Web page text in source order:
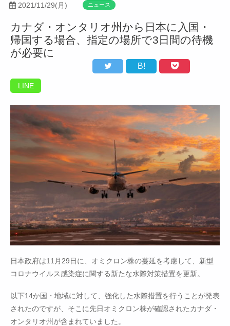
2021/11/29(月) ニュース
カナダ・オンタリオ州から日本に入国・
帰国する場合、指定の場所で3日間の待機
が必要に
B!
LINE
日本政府は11月29日に、オミクロン株の蔓延を考慮して、新型
コロナウイルス感染症に関する新たな水際対策措置を更新。
以下14か国・地域に対して、強化した水際措置を行うことが発表
されたのですが、そこに先日オミクロン株が確認されたカナダ・
オンタリオ州が含まれていました。